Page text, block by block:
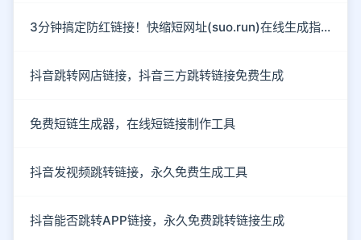
3分钟搞定防红链接！快缩短网址(suo.run)在线生成指南
抖音跳转网店链接，抖音三方跳转链接免费生成
免费短链生成器，在线短链接制作工具
抖音发视频跳转链接，永久免费生成工具
抖音能否跳转APP链接，永久免费跳转链接生成